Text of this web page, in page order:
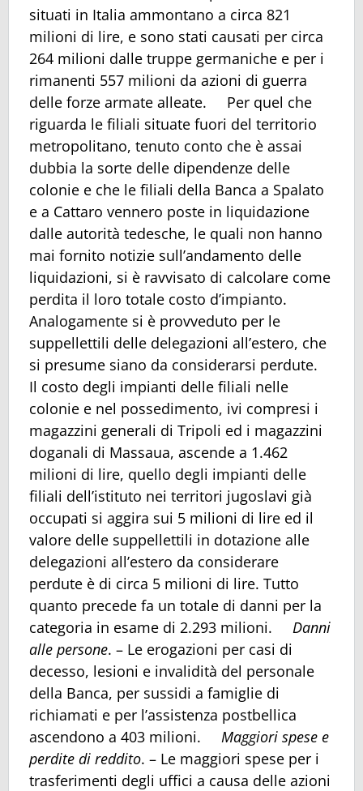
situati in Italia ammontano a circa 821
milioni di lire, e sono stati causati per circa
264 milioni dalle truppe germaniche e per i
rimanenti 557 milioni da azioni di guerra
delle forze armate alleate. Per quel che
riguarda le filiali situate fuori del territorio
metropolitano, tenuto conto che è assai
dubbia la sorte delle dipendenze delle
colonie e che le filiali della Banca a Spalato
e a Cattaro vennero poste in liquidazione
dalle autorità tedesche, le quali non hanno
mai fornito notizie sull’andamento delle
liquidazioni, si è ravvisato di calcolare come
perdita il loro totale costo d’impianto.
Analogamente si è provveduto per le
suppellettili delle delegazioni all’estero, che
si presume siano da considerarsi perdute.
Il costo degli impianti delle filiali nelle
colonie e nel possedimento, ivi compresi i
magazzini generali di Tripoli ed i magazzini
doganali di Massaua, ascende a 1.462
milioni di lire, quello degli impianti delle
filiali dell’istituto nei territori jugoslavi già
occupati si aggira sui 5 milioni di lire ed il
valore delle suppellettili in dotazione alle
delegazioni all’estero da considerare
perdute è di circa 5 milioni di lire. Tutto
quanto precede fa un totale di danni per la
categoria in esame di 2.293 milioni. Danni
alle persone. – Le erogazioni per casi di
decesso, lesioni e invalidità del personale
della Banca, per sussidi a famiglie di
richiamati e per l’assistenza postbellica
ascendono a 403 milioni. Maggiori spese e
perdite di reddito. – Le maggiori spese per i
trasferimenti degli uffici a causa delle azioni